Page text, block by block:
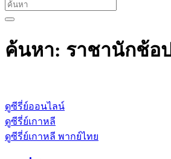
ค้นหา: ราชานักช้อป
ดูซีรี่ย์ออนไลน์
ดูซีรี่ย์เกาหลี
ดูซีรี่ย์เกาหลี พากย์ไทย